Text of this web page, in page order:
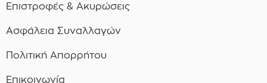
Επιστροφές & Ακυρώσεις
Ασφάλεια Συναλλαγών
Πολιτική Απορρήτου
Επικοινωνία